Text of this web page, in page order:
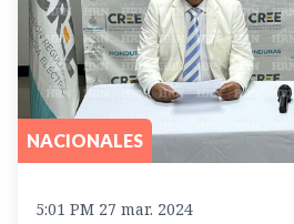
NACIONALES
5:01 PM 27 mar. 2024